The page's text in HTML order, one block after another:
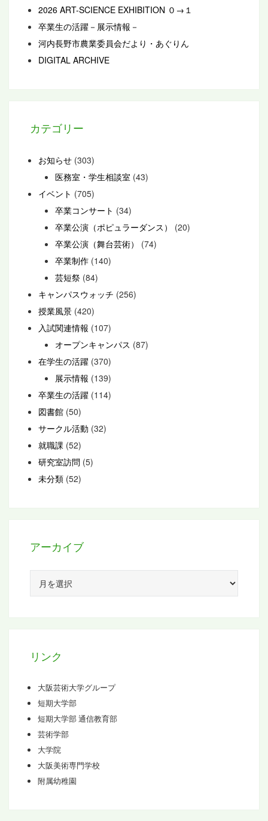
2026 ART-SCIENCE EXHIBITION ０→１
卒業生の活躍－展示情報－
河内長野市農業委員会だより・あぐりん
DIGITAL ARCHIVE
カテゴリー
お知らせ (303)
医務室・学生相談室 (43)
イベント (705)
卒業コンサート (34)
卒業公演（ポピュラーダンス）
(20)
卒業公演（舞台芸術）
(74)
卒業制作 (140)
芸短祭 (84)
キャンパスウォッチ (256)
授業風景 (420)
入試関連情報 (107)
オープンキャンパス (87)
在学生の活躍 (370)
展示情報 (139)
卒業生の活躍 (114)
図書館 (50)
サークル活動 (32)
就職課 (52)
研究室訪問 (5)
未分類 (52)
アーカイブ
カ
リンク
大阪芸術大学グループ
短期大学部
短期大学部 通信教育部
芸術学部
大学院
大阪美術専門学校
附属幼稚園